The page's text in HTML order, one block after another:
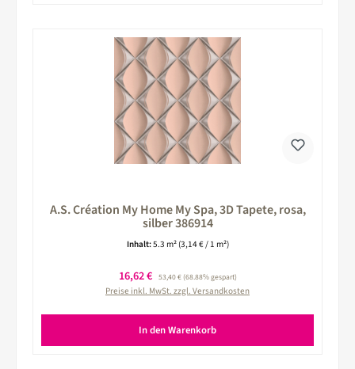
A.S. Création My Home My Spa, 3D Tapete, rosa,
silber 386914
Inhalt:5.3 m² (3,14 € / 1 m²)
Verkaufspreis:
16,62 € Regulärer Preis:
53,40 €(68.88% gespart)
Preise inkl. MwSt. zzgl. Versandkosten
In den Warenkorb